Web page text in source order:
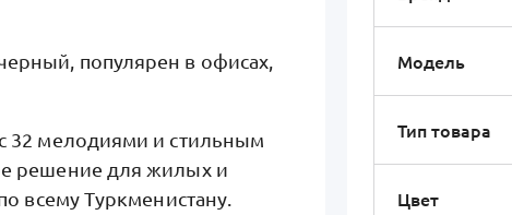
популярен в офисах,
32 мелодиями и стильным
решение для жилых и
всему Туркменистану.
Модель
Тип товара
Цвет